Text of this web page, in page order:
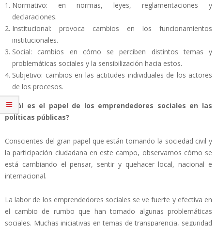
Normativo: en normas, leyes, reglamentaciones y
declaraciones.
Institucional: provoca cambios en los funcionamientos
institucionales.
Social: cambios en cómo se perciben distintos temas y
problemáticas sociales y la sensibilización hacia estos.
Subjetivo: cambios en las actitudes individuales de los actores
de los procesos.
¿Cuál es el papel de los emprendedores sociales en las
políticas públicas?
Conscientes del gran papel que están tomando la sociedad civil y
la participación ciudadana en este campo, observamos cómo se
está cambiando el pensar, sentir y quehacer local, nacional e
internacional.
La labor de los emprendedores sociales se ve fuerte y efectiva en
el cambio de rumbo que han tomado algunas problemáticas
sociales. Muchas iniciativas en temas de transparencia, seguridad